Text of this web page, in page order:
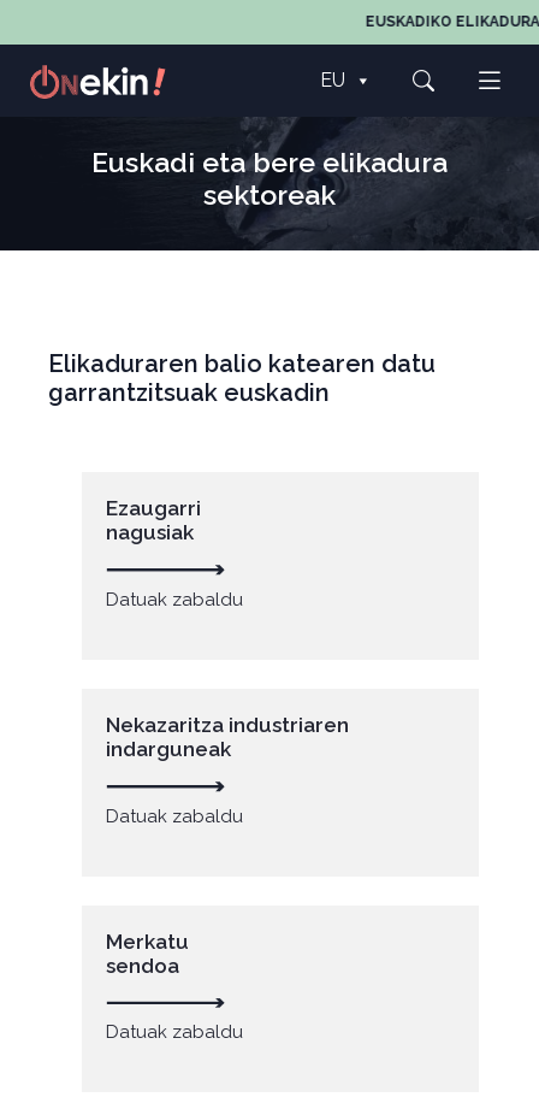
EUSKADIKO
EU
Euskadi eta bere elikadura
sektoreak
Elikaduraren balio katearen datu
garrantzitsuak euskadin
Ezaugarri
nagusiak
Datuak zabaldu
Nekazaritza industriaren
indarguneak
Datuak zabaldu
Merkatu
sendoa
Datuak zabaldu